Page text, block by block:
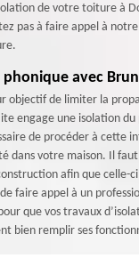
de votre toiture à
pas à faire appel à
phonique avec
objectif de limiter la
engage une isolation
de procéder à cette
dans votre maison. Il
afin que celle-
faire appel à un
que vos travaux
bien remplir ses